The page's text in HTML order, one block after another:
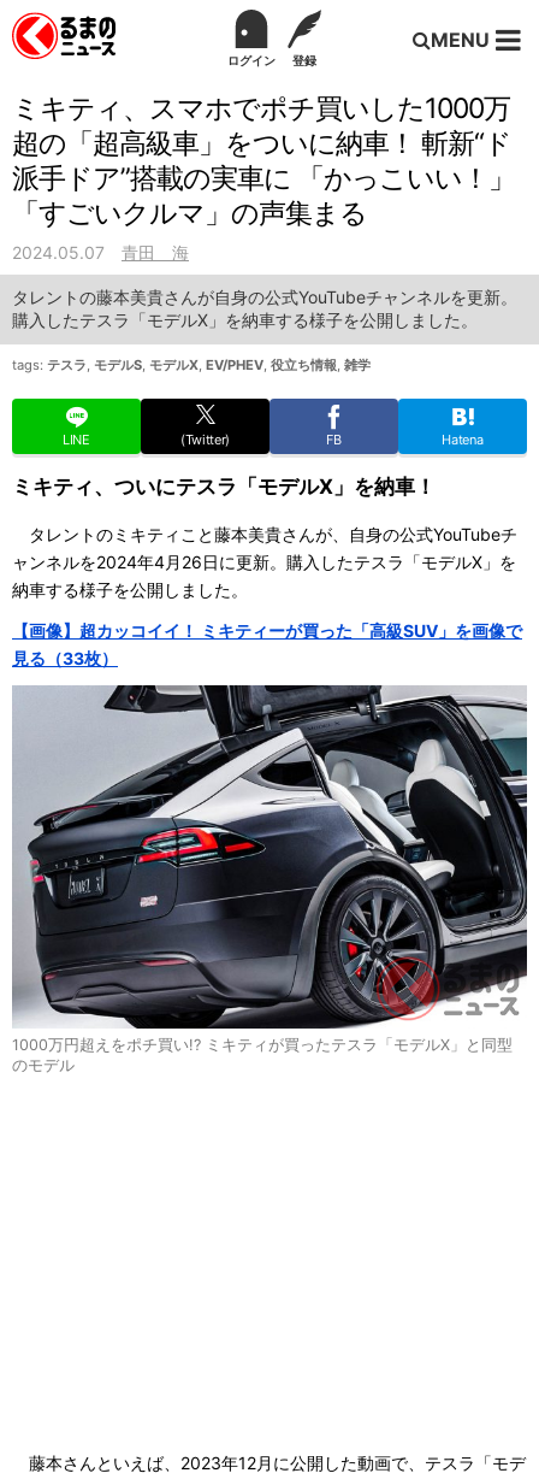
ログイン 登録
MENU
ミキティ、スマホでポチ買いした1000万
超の「超高級車」をついに納車！ 斬新“ド
派手ドア”搭載の実車に 「かっこいい！」
「すごいクルマ」の声集まる
2024.05.07 青田 海
タレントの藤本美貴さんが自身の公式YouTubeチャンネルを更新。
購入したテスラ「モデルX」を納車する様子を公開しました。
tags: テスラ, モデルS, モデルX, EV/PHEV, 役立ち情報, 雑学
LINE (Twitter) FB Hatena
ミキティ、ついにテスラ「モデルX」を納車！
タレントのミキティこと藤本美貴さんが、自身の公式YouTubeチ
ャンネルを2024年4月26日に更新。購入したテスラ「モデルX」を
納車する様子を公開しました。
【画像】超カッコイイ！ ミキティーが買った「高級SUV」を画像で
見る（33枚）
1000万円超えをポチ買い!? ミキティが買ったテスラ「モデルX」と同型
のモデル
藤本さんといえば、2023年12月に公開した動画で、テスラ「モデ